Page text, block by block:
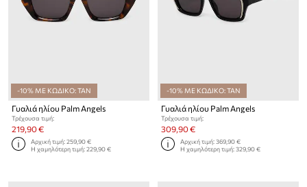
-10% ΜΕ ΚΩΔΙΚΟ: TAN
Γυαλιά ηλίου Palm Angels
Τρέχουσα τιμή:
219,90 €
Αρχική τιμή:259,90 €
Η χαμηλότερη τιμή:229,90 €
-10% ΜΕ ΚΩΔΙΚΟ: TAN
Γυαλιά ηλίου Palm Angels
Τρέχουσα τιμή:
309,90 €
Αρχική τιμή:369,90 €
Η χαμηλότερη τιμή:329,90 €